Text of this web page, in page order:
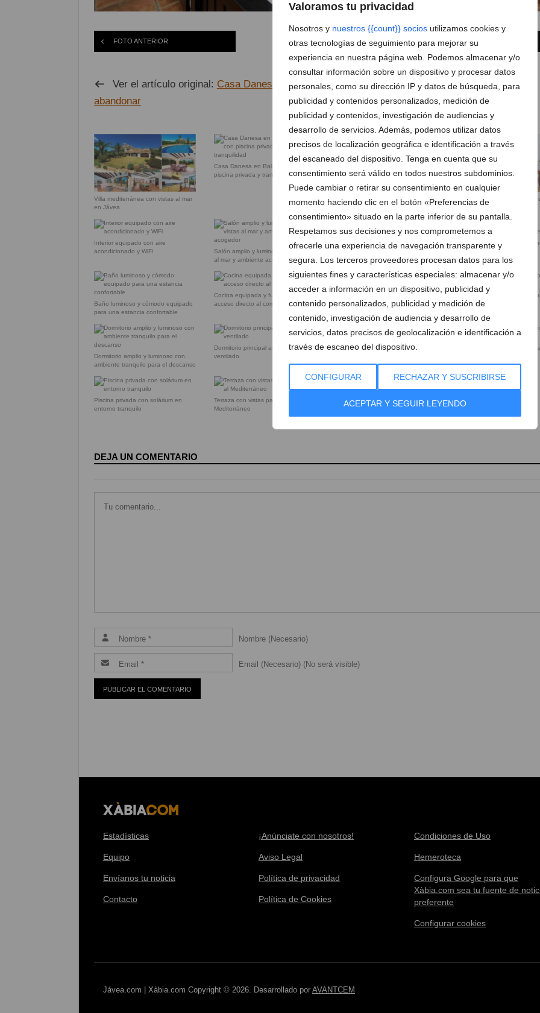
Valoramos tu privacidad
Nosotros y nuestros {{count}} socios utilizamos cookies y
otras tecnologías de seguimiento para mejorar su
experiencia en nuestra página web. Podemos almacenar y/o
consultar información sobre un dispositivo y procesar datos
personales, como su dirección IP y datos de búsqueda, para
publicidad y contenidos personalizados, medición de
publicidad y contenidos, investigación de audiencias y
desarrollo de servicios. Además, podemos utilizar datos
precisos de localización geográfica e identificación a través
del escaneado del dispositivo. Tenga en cuenta que su
consentimiento será válido en todos nuestros subdominios.
Puede cambiar o retirar su consentimiento en cualquier
momento haciendo clic en el botón «Preferencias de
consentimiento» situado en la parte inferior de su pantalla.
Respetamos sus decisiones y nos comprometemos a
ofrecerle una experiencia de navegación transparente y
segura. Los terceros proveedores procesan datos para los
siguientes fines y características especiales: almacenar y/o
acceder a información en un dispositivo, publicidad y
contenido personalizados, publicidad y medición de
contenido, investigación de audiencia y desarrollo de
servicios, datos precisos de geolocalización e identificación a
través de escaneo del dispositivo.
CONFIGURAR RECHAZAR Y SUSCRIBIRSE
ACEPTAR Y SEGUIR LEYENDO
FOTO ANTERIOR 4 de 18
Ver el artículo original: Casa Danesa: la villa con las vistas al azul de Jávea que te costará
abandonar
Villa mediterránea con vistas al mar
en Jávea
Casa Danesa en Balcón al Mar con
piscina privada y tranquilidad
Espacio de estar amplio con
decoración mediterránea acogedora
Espacios interiores
estilo mediterráneo
Interior equipado con aire
acondicionado y WiFi
Salón amplio y luminoso con vistas
al mar y ambiente acogedor
Salón luminoso con grandes
ventanales y vistas al mar
Baño completo con diseño
y acabados modernos
Baño luminoso y cómodo equipado
para una estancia confortable
Cocina equipada y funcional con
acceso directo al comedor
Cocina funcional abierta al comedor
Comedor interior conectado
cocina equipada
Dormitorio amplio y luminoso con
ambiente tranquilo para el descanso
Dormitorio principal amplio y bien
ventilado
Zona de barbacoa y comedor
Jardín privado con espacios
Piscina privada con solárium en
entorno tranquilo
Terraza con vistas panorámicas al
Mediterráneo
DEJA UN COMENTARIO
Nombre (Necesario)
Email (Necesario) (No será visible)
Estadísticas
Equipo
Envíanos tu noticia
Contacto
¡Anúnciate con nosotros!
Aviso Legal
Política de privacidad
Política de Cookies
Condiciones de Uso
Hemeroteca
Configura Google para que
Xàbia.com sea tu fuente de
preferente
Configurar cookies
Jávea.com | Xàbia.com Copyright © 2026. Desarrollado por AVANTCEM